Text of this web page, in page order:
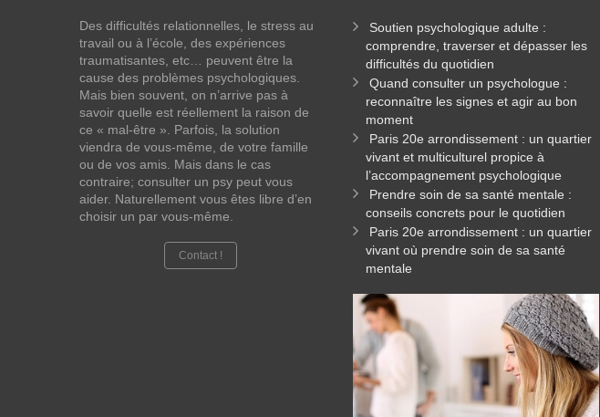
Des difficultés relationnelles, le stress au
travail ou à l’école, des expériences
traumatisantes, etc… peuvent être la
cause des problèmes psychologiques.
Mais bien souvent, on n’arrive pas à
savoir quelle est réellement la raison de
ce « mal-être ». Parfois, la solution
viendra de vous-même, de votre famille
ou de vos amis. Mais dans le cas
contraire; consulter un psy peut vous
aider. Naturellement vous êtes libre d’en
choisir un par vous-même.
Contact !
Soutien psychologique adulte :
comprendre, traverser et dépasser les
difficultés du quotidien
Quand consulter un psychologue :
reconnaître les signes et agir au bon
moment
Paris 20e arrondissement : un quartier
vivant et multiculturel propice à
l’accompagnement psychologique
Prendre soin de sa santé mentale :
conseils concrets pour le quotidien
Paris 20e arrondissement : un quartier
vivant où prendre soin de sa santé
mentale